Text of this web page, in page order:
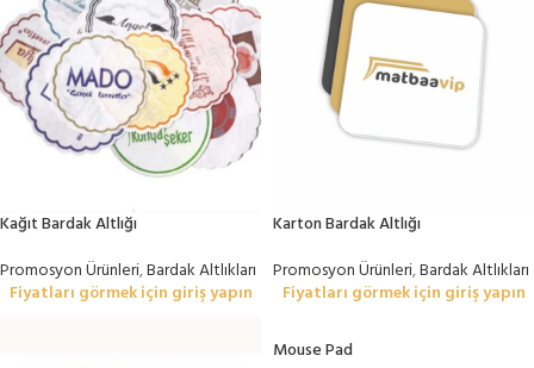
Kağıt Bardak Altlığı
Promosyon Ürünleri,Bardak Altlıkları
Fiyatları görmek için giriş yapın
Karton Bardak Altlığı
Promosyon Ürünleri,Bardak Altlıkları
Fiyatları görmek için giriş yapın
Mouse Pad